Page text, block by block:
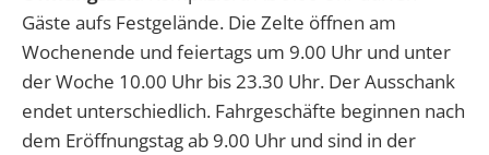
Gäste aufs Festgelände. Die Zelte öffnen am
Wochenende und feiertags um 9.00 Uhr und unter
der Woche 10.00 Uhr bis 23.30 Uhr. Der Ausschank
endet unterschiedlich. Fahrgeschäfte beginnen nach
dem Eröffnungstag ab 9.00 Uhr und sind in der